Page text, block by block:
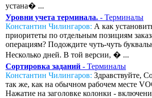
устана� ...
Уровни учета терминала. - Терминалы
Константин Чилингаров: А как
приоритеты по отдельным позициям
операциям? Подождите чуть-чуть
Несколько дней. В той версии, � ...
Сортировка заданий - Терминалы
Константин Чилингаров: Здравствуйте,
так же, как на обычном рабочем месте
Нажатие на заголовке колонки -